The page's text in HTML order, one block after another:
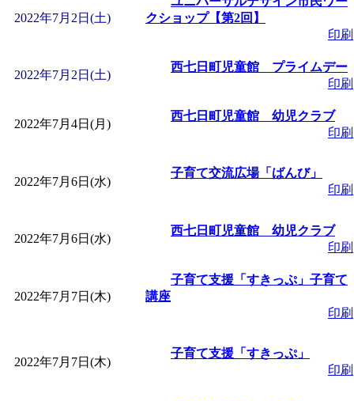
2026/07/10～2026/08/
「子育て交流広場「
間：2026/07/13～2026/
「子育て交流広場「
「 赤ちゃん子育て講
付期間：2026/08/10～
赤ちゃん子育て講
付期間：2026/08/10～
2022年7月2日(土)
クショップ【第2回】
印刷
2022年7月2日(土)
西七日町児童館 プライムデー
印刷
2022年7月4日(月)
西七日町児童館 幼児クラブ
印刷
2022年7月6日(水)
子育て交流広場「ばんび」
印刷
2022年7月6日(水)
西七日町児童館 幼児クラブ
印刷
2022年7月7日(木)
子育て支援「すきっぷ」子育て
講座
印刷
2022年7月7日(木)
子育て支援「すきっぷ」
印刷